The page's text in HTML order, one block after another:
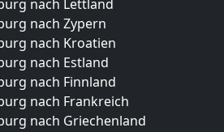
nach Lettland
nach Zypern
nach Kroatien
nach Estland
nach Finnland
nach Frankreich
nach Griechenland